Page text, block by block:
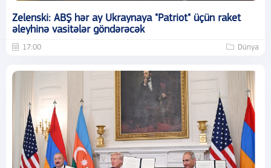
Zelenski: ABŞ hər ay Ukraynaya "Patriot" üçün raket
əleyhinə vasitələr göndərəcək
17:00 Dünya